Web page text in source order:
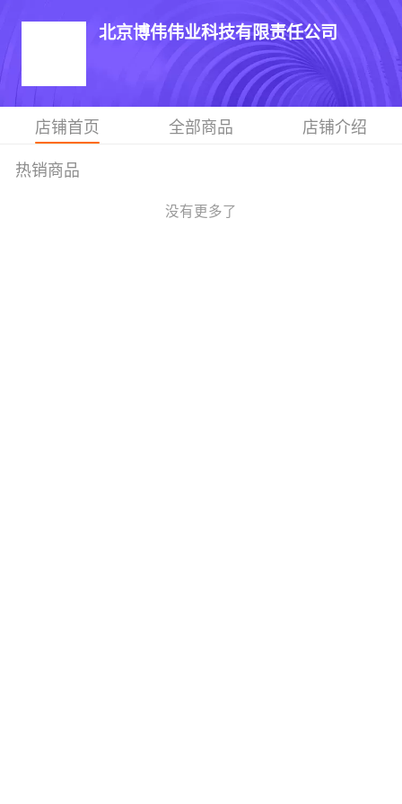
北京博伟伟业科技有限责任公司
店铺首页 全部商品 店铺介绍
热销商品
没有更多了